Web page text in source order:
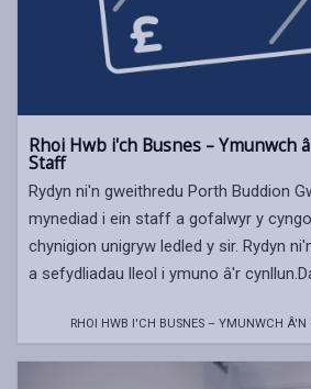
Rhoi Hwb i'ch Busnes – Ymunwch
Staff
Rydyn ni'n gweithredu Porth Buddion
mynediad i ein staff a gofalwyr y
chynigion unigryw ledled y sir. Rydyn
a sefydliadau lleol i ymuno â'r
RHOI HWB I'CH BUSNES – YMUNWCH